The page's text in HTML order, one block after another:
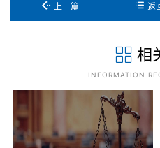
上一篇 返
相
INFORMATION